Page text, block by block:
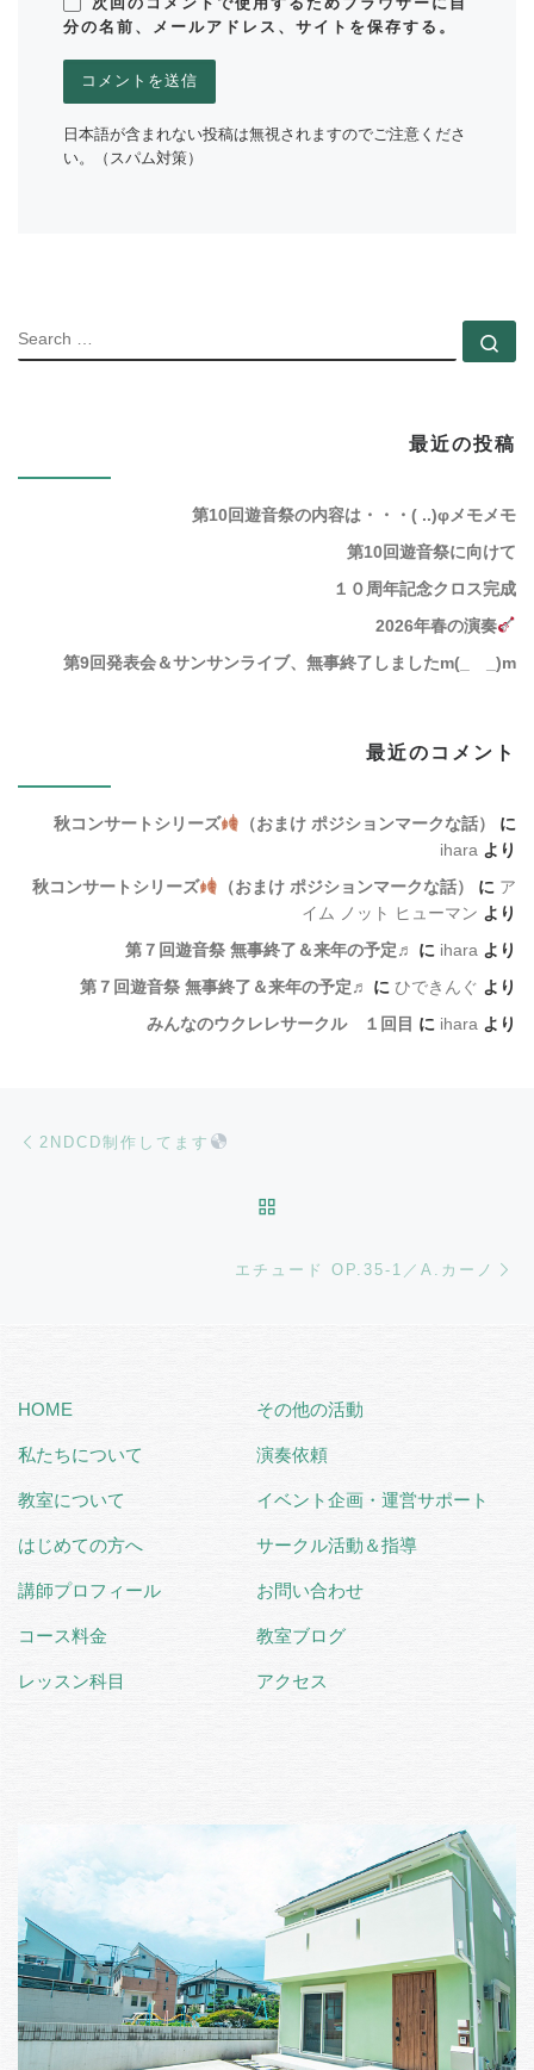
分の名前、メールアドレス、サイトを保存する。
日本語が含まれない投稿は無視されますのでご注意くださ
い。（スパム対策）
最近の投稿
第10回遊音祭の内容は・・・( ..)φメモメモ
第10回遊音祭に向けて
１０周年記念クロス完成
2026年春の演奏
第9回発表会＆サンサンライブ、無事終了しましたm(_ _)m
最近のコメント
秋コンサートシリーズ （おまけ ポジションマークな話）
に
ihara より
秋コンサートシリーズ
（おまけ ポジションマークな話） に ア
イム ノット ヒューマン より
第７回遊音祭 無事終了＆来年の予定♬
に ihara より
第７回遊音祭 無事終了＆来年の予定♬
に ひできんぐ より
みんなのウクレレサークル １回目 に ihara より
2NDCD制作してます
エチュード OP.35-1／A.カーノ
HOME
私たちについて
教室について
はじめての方へ
講師プロフィール
コース料金
レッスン科目
その他の活動
演奏依頼
イベント企画・運営サポート
サークル活動＆指導
お問い合わせ
教室ブログ
アクセス